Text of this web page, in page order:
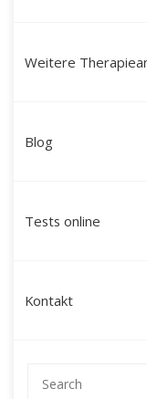
Weitere
Blog
Tests online
Kontakt
Nürnberg